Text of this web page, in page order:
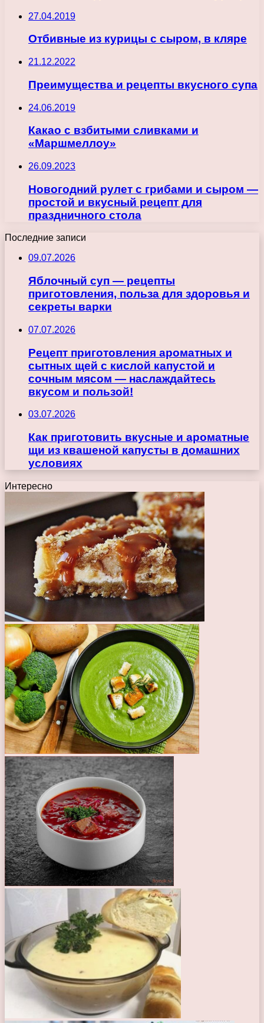
27.04.2019
Отбивные из курицы с сыром, в кляре
21.12.2022
Преимущества и рецепты вкусного супа
24.06.2019
Какао с взбитыми сливками и
«Маршмеллоу»
26.09.2023
Новогодний рулет с грибами и сыром —
простой и вкусный рецепт для
праздничного стола
Последние записи
09.07.2026
Яблочный суп — рецепты
приготовления, польза для здоровья и
секреты варки
07.07.2026
Рецепт приготовления ароматных и
сытных щей с кислой капустой и
сочным мясом — наслаждайтесь
вкусом и пользой!
03.07.2026
Как приготовить вкусные и ароматные
щи из квашеной капусты в домашних
условиях
Интересно